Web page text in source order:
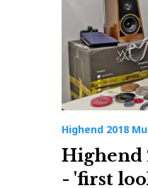
-
a
r
e
Highend 2018
Highend
- 'first